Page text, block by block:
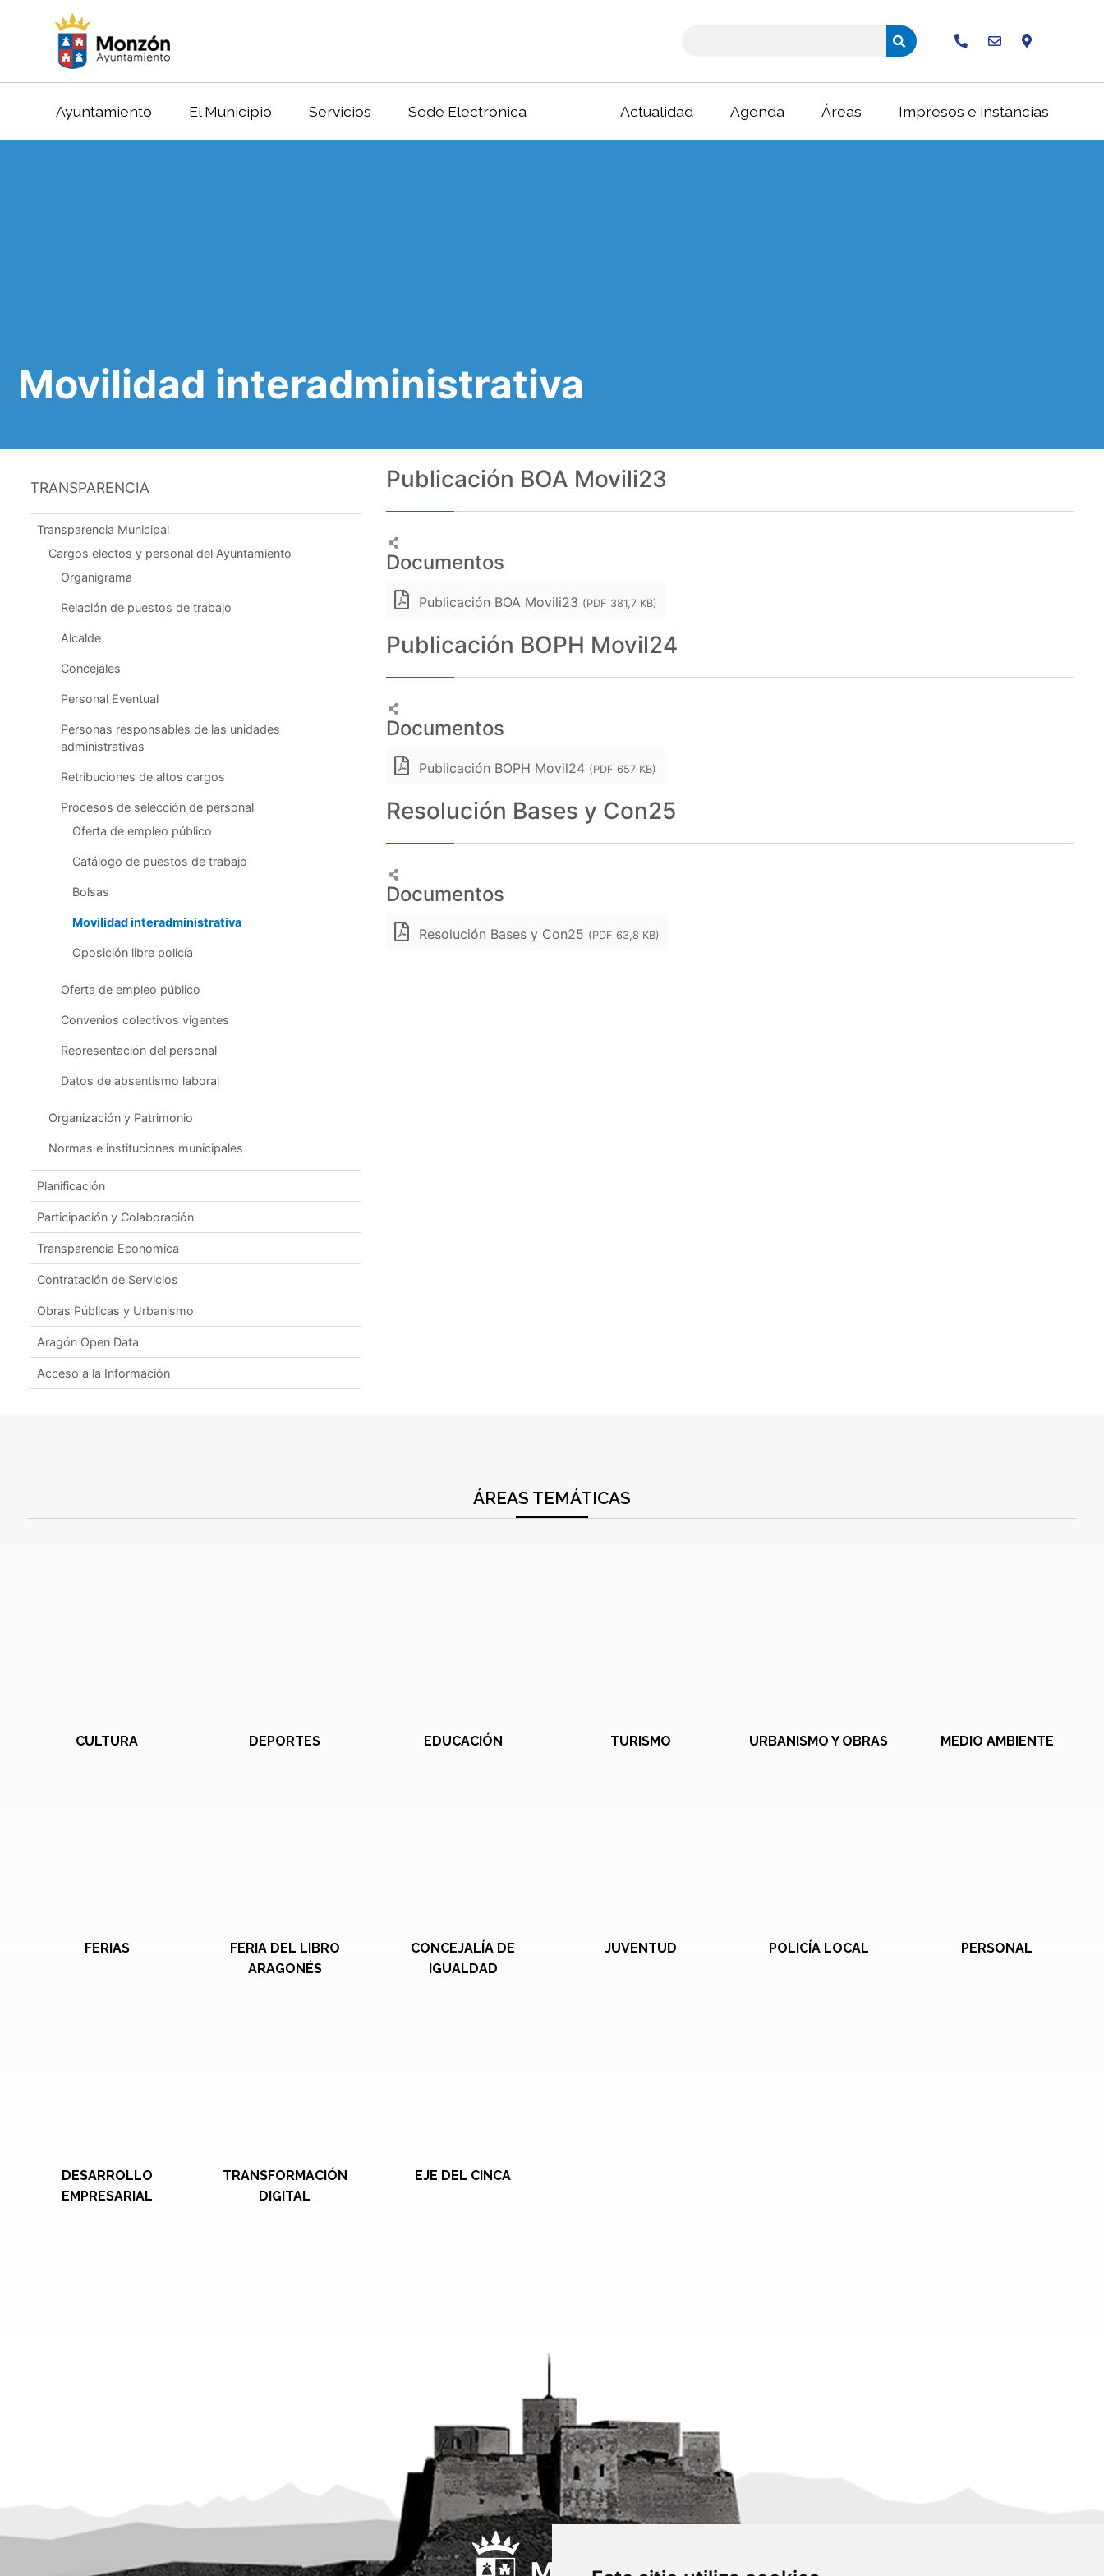
Ayuntamiento El Municipio Servicios Sede Electrónica Actualidad Agenda Áreas Impresos e instancias
Movilidad interadministrativa
TRANSPARENCIA
Transparencia Municipal
Cargos electos y personal del Ayuntamiento
Organigrama
Relación de puestos de trabajo
Alcalde
Concejales
Personal Eventual
Personas responsables de las unidades
administrativas
Retribuciones de altos cargos
Procesos de selección de personal
Oferta de empleo público
Catálogo de puestos de trabajo
Bolsas
Movilidad interadministrativa
Oposición libre policía
Oferta de empleo público
Convenios colectivos vigentes
Representación del personal
Datos de absentismo laboral
Organización y Patrimonio
Normas e instituciones municipales
Planificación
Participación y Colaboración
Transparencia Económica
Contratación de Servicios
Obras Públicas y Urbanismo
Aragón Open Data
Acceso a la Información
Publicación BOA Movili23
Documentos
Publicación BOA Movili23 (PDF 381,7 KB)
Publicación BOPH Movil24
Documentos
Publicación BOPH Movil24 (PDF 657 KB)
Resolución Bases y Con25
Documentos
Resolución Bases y Con25 (PDF 63,8 KB)
ÁREAS TEMÁTICAS
CULTURA DEPORTES EDUCACIÓN TURISMO URBANISMO Y OBRAS MEDIO AMBIENTE
FERIAS
FERIA DEL LIBRO
ARAGONÉS
CONCEJALÍA DE
IGUALDAD
JUVENTUD POLICÍA LOCAL PERSONAL
DESARROLLO
EMPRESARIAL
TRANSFORMACIÓN
DIGITAL
EJE DEL CINCA